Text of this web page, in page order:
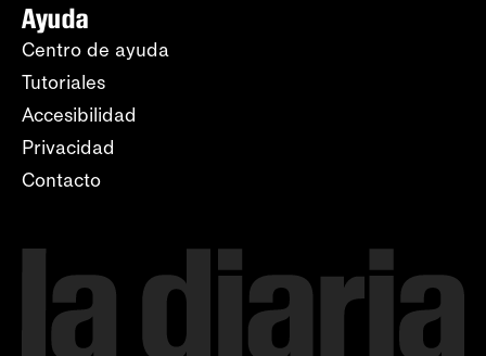
Ayuda
Centro de ayuda
Tutoriales
Accesibilidad
Privacidad
Contacto